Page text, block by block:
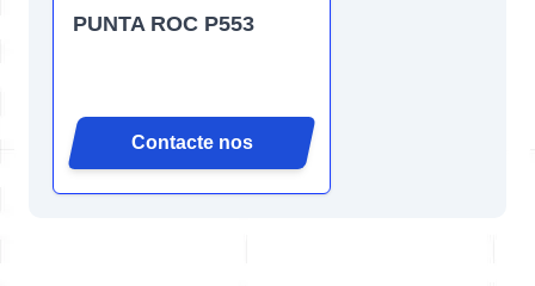
PUNTA ROC P553
Contacte nos